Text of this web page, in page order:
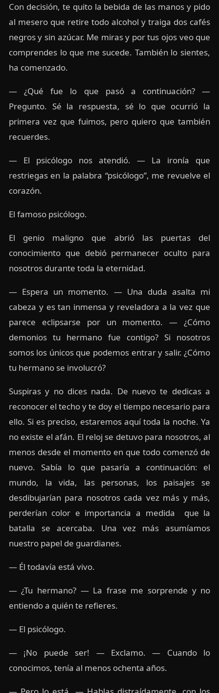
Con decisión, te quito la bebida de las manos y pido
al mesero que retire todo alcohol y traiga dos cafés
negros y sin azúcar. Me miras y por tus ojos veo que
comprendes lo que me sucede. También lo sientes,
ha comenzado.
— ¿Qué fue lo que pasó a continuación? —
Pregunto. Sé la respuesta, sé lo que ocurrió la
primera vez que fuimos, pero quiero que también
recuerdes.
— El psicólogo nos atendió. — La ironía que
restriegas en la palabra “psicólogo”, me revuelve el
corazón.
El famoso psicólogo.
El genio maligno que abrió las puertas del
conocimiento que debió permanecer oculto para
nosotros durante toda la eternidad.
— Espera un momento. — Una duda asalta mi
cabeza y es tan inmensa y reveladora a la vez que
parece eclipsarse por un momento. — ¿Cómo
demonios tu hermano fue contigo? Si nosotros
somos los únicos que podemos entrar y salir. ¿Cómo
tu hermano se involucró?
Suspiras y no dices nada. De nuevo te dedicas a
reconocer el techo y te doy el tiempo necesario para
ello. Si es preciso, estaremos aquí toda la noche. Ya
no existe el afán. El reloj se detuvo para nosotros, al
menos desde el momento en que todo comenzó de
nuevo. Sabía lo que pasaría a continuación: el
mundo, la vida, las personas, los paisajes se
desdibujarían para nosotros cada vez más y más,
perderían color e importancia a medida que la
batalla se acercaba. Una vez más asumíamos
nuestro papel de guardianes.
— Él todavía está vivo.
— ¿Tu hermano? — La frase me sorprende y no
entiendo a quién te refieres.
— El psicólogo.
— ¡No puede ser! — Exclamo. — Cuando lo
conocimos, tenía al menos ochenta años.